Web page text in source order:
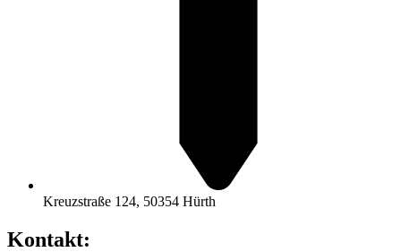
Kreuzstraße 124, 50354 Hürth
Kontakt: